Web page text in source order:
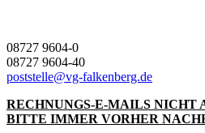
08727 9604-0
08727 9604-40
poststelle@vg-falkenberg.de
RECHNUNGS-E-MAILS NICHT
BITTE IMMER VORHER